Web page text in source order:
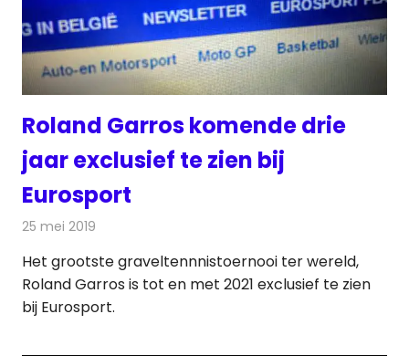
Roland Garros komende drie
jaar exclusief te zien bij
Eurosport
25 mei 2019
Het grootste graveltennnistoernooi ter wereld,
Roland Garros is tot en met 2021 exclusief te zien
bij Eurosport.